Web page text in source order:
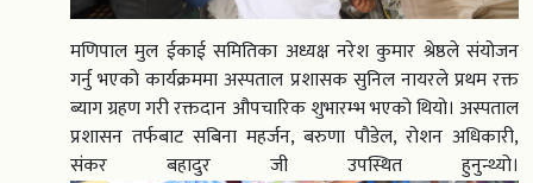
मणिपाल मुल ईकाई समितिका अध्यक्ष नरेश कुमार श्रेष्ठले संयोजन
गर्नु भएको कार्यक्रममा अस्पताल प्रशासक सुनिल नायरले प्रथम रक्त
ब्याग ग्रहण गरी रक्तदान औपचारिक शुभारम्भ भएको थियो। अस्पताल
प्रशासन तर्फबाट सबिना महर्जन, बरुणा पौडेल, रोशन अधिकारी,
संकर बहादुर जी उपस्थित हुनुन्थ्यो।